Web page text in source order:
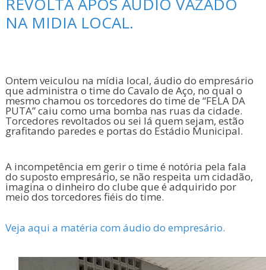
REVOLTA APÓS ÁUDIO VAZADO
NA MIDIA LOCAL.
Ontem veiculou na mídia local, áudio do empresário
que administra o time do Cavalo de Aço, no qual o
mesmo chamou os torcedores do time de “FELA DA
PUTA” caiu como uma bomba nas ruas da cidade.
Torcedores revoltados ou sei lá quem sejam, estão
grafitando paredes e portas do Estádio Municipal.
A incompetência em gerir o time é notória pela fala
do suposto empresário, se não respeita um cidadão,
imagina o dinheiro do clube que é adquirido por
meio dos torcedores fiéis do time.
Veja aqui a matéria com áudio do empresário.